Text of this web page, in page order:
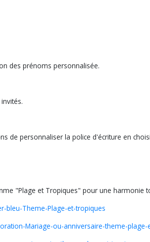
des prénoms personnalisée.
de personnaliser la police d'écriture en
"Plage et Tropiques" pour une harmonie
bleu-Theme-Plage-et-tropiques
Mariage-ou-anniversaire-theme-